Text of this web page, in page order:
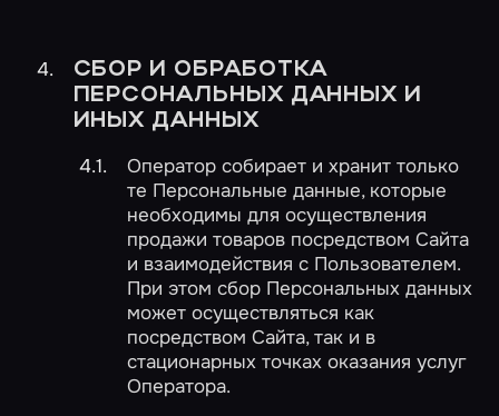
СБОР И ОБРАБОТКА
ПЕРСОНАЛЬНЫХ ДАННЫХ И
ИНЫХ ДАННЫХ
Оператор собирает и хранит только
те Персональные данные, которые
необходимы для осуществления
продажи товаров посредством Сайта
и взаимодействия с Пользователем.
При этом сбор Персональных данных
может осуществляться как
посредством Сайта, так и в
стационарных точках оказания услуг
Оператора.